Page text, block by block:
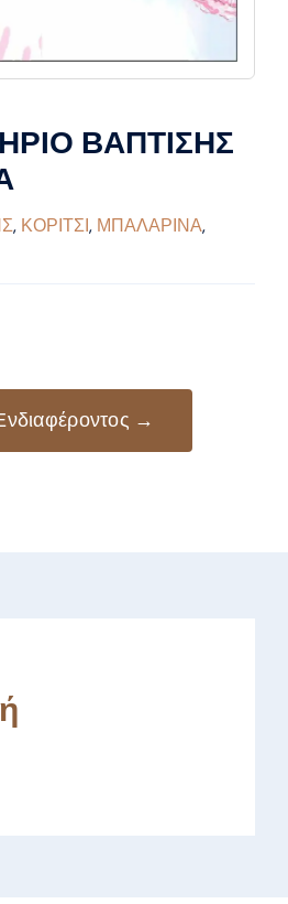
ΒΑΠΤΙΣΗΣ
, ΚΟΡΙΤΣΙ, ΜΠΑΛΑΡΙΝΑ,
→